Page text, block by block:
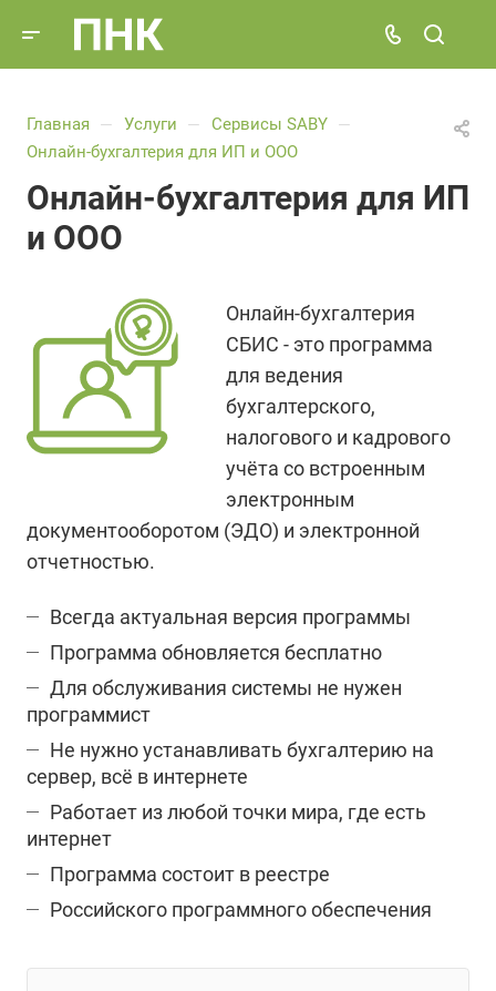
Главная — Услуги — Сервисы SABY —
Онлайн-бухгалтерия для ИП и ООО
Онлайн-бухгалтерия для ИП
и ООО
Онлайн-бухгалтерия
СБИС - это программа
для ведения
бухгалтерского,
налогового и кадрового
учёта со встроенным
электронным
документооборотом (ЭДО) и электронной
отчетностью.
Всегда актуальная версия программы
Программа обновляется бесплатно
Для обслуживания системы не нужен
программист
Не нужно устанавливать бухгалтерию на
сервер, всё в интернете
Работает из любой точки мира, где есть
интернет
Программа состоит в реестре
Российского программного обеспечения